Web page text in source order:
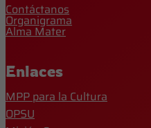
Contáctanos
Organigrama
Alma Mater
Enlaces
MPP para la Cultura
OPSU